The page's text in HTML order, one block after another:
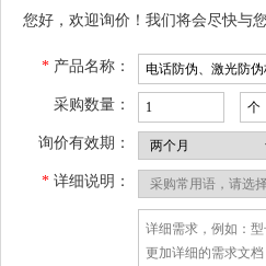
您好，欢迎询价！我们将会尽快与
* 产品名称：
采购数量：
询价有效期：
* 详细说明：